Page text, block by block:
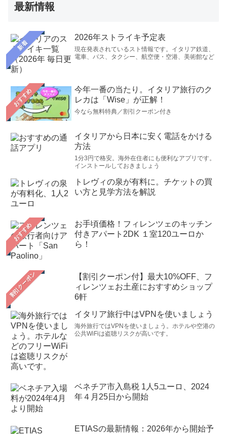
最新情報
新着
2026年ストライキ予定表
現在発表されているスト情報です。イタリア鉄道、
電車、バス、タクシー、航空便・空港、美術館など
おすすめ
今年一番の当たり。イタリア旅行のク
レカは「Wise」が正解！
今なら無料特典／割引クーポン付き
イタリアから日本に安く電話をかける
方法
1分3円で格安。海外在住者にも便利なアプリです。
インストールしておきましょう
トレヴィの泉が有料に。チケットの買
い方と見学方法を解説
おすすめ
お手頃価格！フィレンツェのキッチン
付きアパート2DK １室120ユーロか
ら！
【割引クーポン付】最大10%OFF、フ
ィレンツェお土産におすすめショップ
6軒
イタリア旅行中はVPNを使いましょう
海外旅行ではVPNを使いましょう。ホテルや空港の
公共WiFiは盗聴リスクが高いです。
ベネチア市入島税 1人5ユーロ、2024
年４月25日から開始
ETIASの最新情報：2026年から開始予